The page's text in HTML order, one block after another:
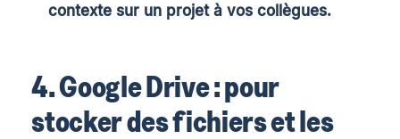
contexte sur un projet à vos collègues.
4. Google Drive : pour
stocker des fichiers et les